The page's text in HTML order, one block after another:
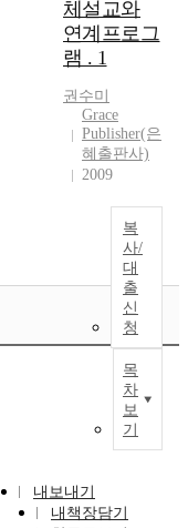
체설교와
연계프로그
램 . 1
권수미
Grace
Publisher(은
혜출판사)
2009
복
사/
대
출
신
청
목
차
보
기
내보내기
내책장담기